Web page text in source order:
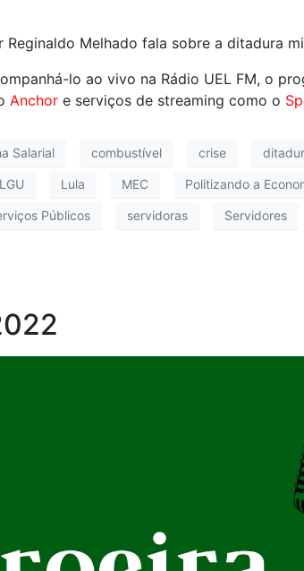
Melhado fala sobre a ditadura
lo ao vivo na Rádio UEL FM, o
Anchor e serviços de streaming como o
Salarial combustível crise
LGU Lula MEC Politizando a
Públicos servidoras Servidores